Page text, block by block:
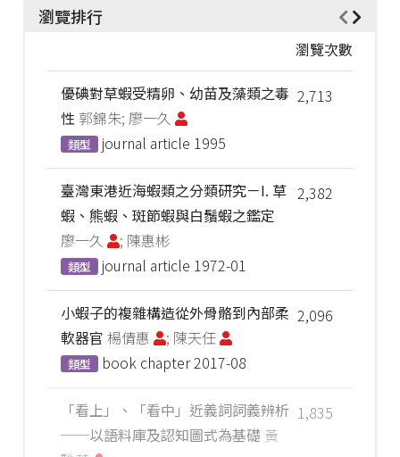
瀏覽排行
瀏覽次數
2,713
優碘對草蝦受精卵、幼苗及藻類之毒
性 郭錦朱; 廖一久
類型 journal article 1995
2,382
臺灣東港近海蝦類之分類研究－I. 草
蝦、熊蝦、斑節蝦與白鬚蝦之鑑定
廖一久
; 陳惠彬
類型 journal article 1972-01
2,096
小蝦子的複雜構造從外骨骼到內部柔
軟器官 楊倩惠 ; 陳天任
類型 book chapter2017-08
1,835
「看上」、「看中」近義詞詞義辨析
──以語料庫及認知圖式為基礎 黃